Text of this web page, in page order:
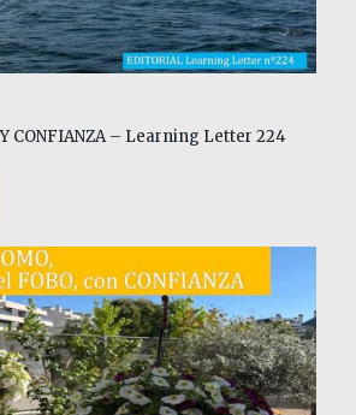
CONFIANZA – Learning Letter 224